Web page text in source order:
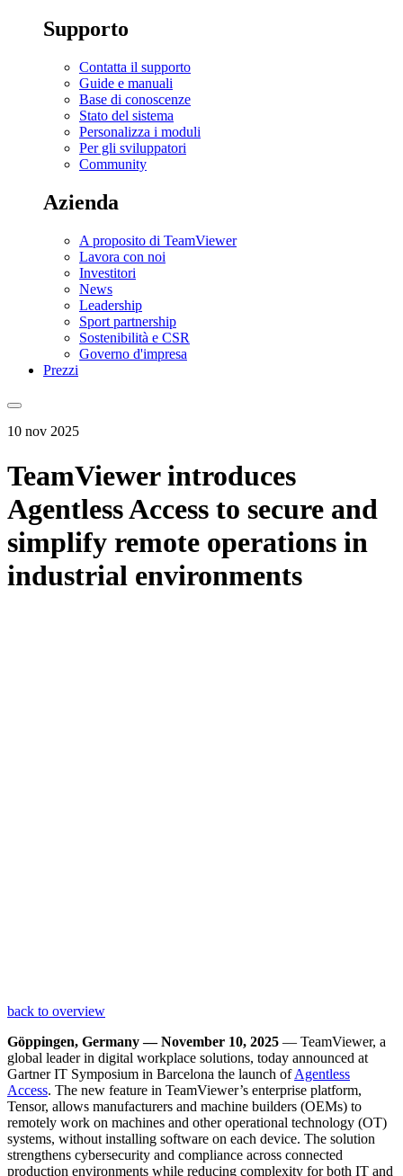
Supporto
Contatta il supporto
Guide e manuali
Base di conoscenze
Stato del sistema
Personalizza i moduli
Per gli sviluppatori
Community
Azienda
A proposito di TeamViewer
Lavora con noi
Investitori
News
Leadership
Sport partnership
Sostenibilità e CSR
Governo d'impresa
Prezzi
10 nov 2025
TeamViewer introduces
Agentless Access to secure and
simplify remote operations in
industrial environments
back to overview
Göppingen, Germany — November 10, 2025 — TeamViewer, a
global leader in digital workplace solutions, today announced at
Gartner IT Symposium in Barcelona the launch ofAgentless
Access. The new feature in TeamViewer’s enterprise platform,
Tensor, allows manufacturers and machine builders (OEMs) to
remotely work on machines and other operational technology (OT)
systems, without installing software on each device. The solution
strengthens cybersecurity and compliance across connected
production environments while reducing complexity for both IT and